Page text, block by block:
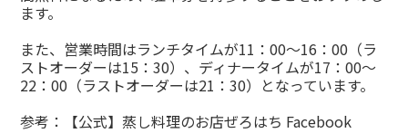
ます。
また、営業時間はランチタイムが11：00～16：00（ラ
ストオーダーは15：30）、ディナータイムが17：00～
22：00（ラストオーダーは21：30）となっています。
参考：
【公式】蒸し料理のお店ぜろはち Facebook